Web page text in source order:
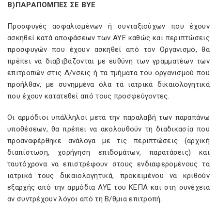
Β)ΠΑΡΑΠΟΜΠΕΣ ΣΕ ΒΥΕ
Προσφυγές ασφαλισμένων ή συνταξιούχων που έχουν
ασκηθεί κατά αποφάσεων των ΑΥΕ καθώς και περιπτώσεις
προσφυγών που έχουν ασκηθεί από τον Οργανισμό, θα
πρέπει να διαβιβάζονται με ευθύνη των γραμματέων των
επιτροπών στις Δ/νσεις ή τα τμήματα του οργανισμού που
προήλθαν, με συνημμένα όλα τα ιατρικά δικαιολογητικά
που έχουν κατατεθεί από τους προσφεύγοντες.
Οι αρμόδιοι υπάλληλοι μετά την παραλαβή των παραπάνω
υποθέσεων, θα πρέπει να ακολουθούν τη διαδικασία που
προαναφέρθηκε ανάλογα με τις περιπτώσεις (αρχική
διαπίστωση, χορήγηση επιδομάτων, παρατάσεις) και
ταυτόχρονα να επιστρέφουν στους ενδιαφερομένους τα
ιατρικά τους δικαιολογητικά, προκειμένου να κριθούν
εξαρχής από την αρμόδια ΑΥΕ του ΚΕΠΑ και στη συνέχεια
αν συντρέχουν λόγοι από τη Β/θμια επιτροπή.